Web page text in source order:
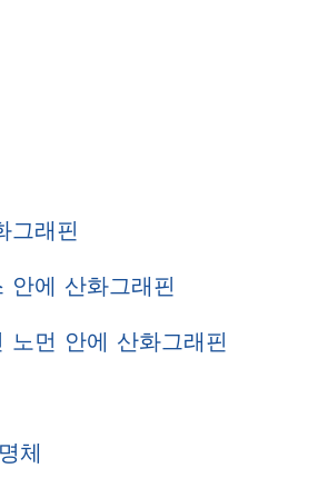
그래핀
안에 산화그래핀
노먼 안에 산화그래핀
체